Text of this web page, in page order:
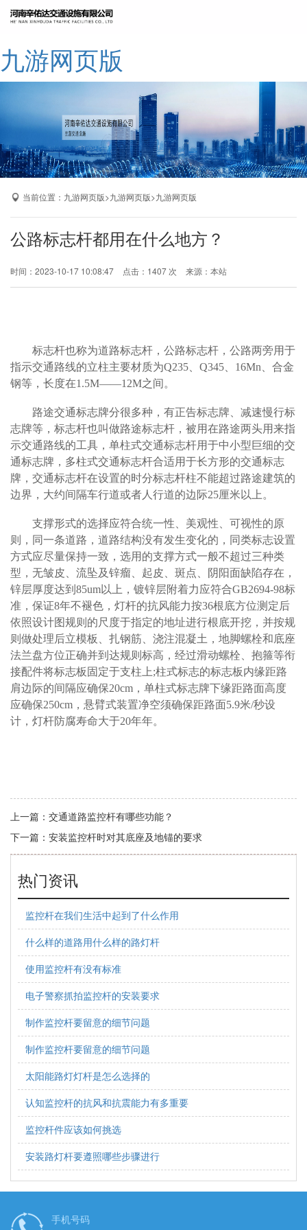
九游网页版网站九游网页版
公司简介
九游网页版
产品展示
成功案例
当前位置： 九游网页版>九游网页版>九游网页版
公路标志杆都用在什么地方？
时间：2023-10-17 10:08:47 点击：1407 次 来源：本站
标志杆也称为道路标志杆，公路标志杆，公路两旁用于
指示交通路线的立柱主要材质为Q235、Q345、16Mn、合金
钢等，长度在1.5M——12M之间。
路途交通标志牌分很多种，有正告标志牌、减速慢行标
志牌等，标志杆也叫做路途标志杆，被用在路途两头用来指
示交通路线的工具，单柱式交通标志杆用于中小型巨细的交
通标志牌，多柱式交通标志杆合适用于长方形的交通标志
牌，交通标志杆在设置的时分标志杆柱不能超过路途建筑的
边界，大约间隔车行道或者人行道的边际25厘米以上。
支撑形式的选择应符合统一性、美观性、可视性的原
则，同一条道路，道路结构没有发生变化的，同类标志设置
方式应尽量保持一致，选用的支撑方式一般不超过三种类
型，无皱皮、流坠及锌瘤、起皮、斑点、阴阳面缺陷存在，
锌层厚度达到85um以上，镀锌层附着力应符合GB2694-98标
准，保证8年不褪色，灯杆的抗风能力按36根底方位测定后
依照设计图规则的尺度于指定的地址进行根底开挖，并按规
则做处理后立模板、扎钢筋、浇注混凝土，地脚螺栓和底座
法兰盘方位正确并到达规则标高，经过滑动螺栓、抱箍等衔
接配件将标志板固定于支柱上;柱式标志的标志板内缘距路
肩边际的间隔应确保20cm，单柱式标志牌下缘距路面高度
应确保250cm，悬臂式装置净空须确保距路面5.9米/秒设
计，灯杆防腐寿命大于20年年。
上一篇： 交通道路监控杆有哪些功能？
下一篇： 安装监控杆时对其底座及地锚的要求
热门资讯
监控杆在我们生活中起到了什么作用
什么样的道路用什么样的路灯杆
使用监控杆有没有标准
电子警察抓拍监控杆的安装要求
制作监控杆要留意的细节问题
制作监控杆要留意的细节问题
太阳能路灯灯杆是怎么选择的
认知监控杆的抗风和抗震能力有多重要
监控杆件应该如何挑选
安装路灯杆要遵照哪些步骤进行
手机号码